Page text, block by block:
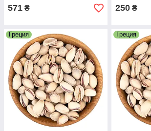
571 ₴ 250 ₴
Греция Греция